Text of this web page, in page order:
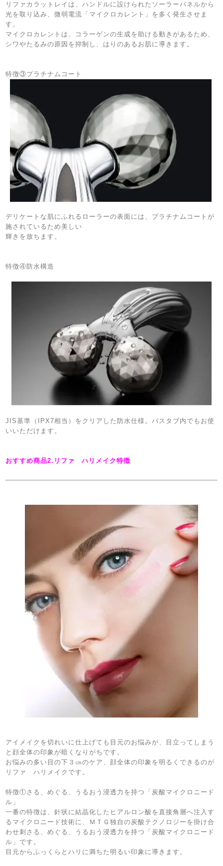
リファカラットレイは、ハンドルに設けられたソーラーパネルから
光を取り込み、微弱電流「マイクロカレント」を多く発生させま
す。
マイクロカレントは、コラーゲンの生成を助ける動きがあるため、
シワやたるみの原因を抑制し、はりのあるお肌に導きます。
特徴③プラチナムコート
デリケートな肌にふれるローラーの表面には、プラチナムコートが
施されているため美しい
輝きを放ちます。
特徴④防水構造
JIS基準（IPX7相当）をクリアした防水仕様。バスタブ内でもお使
いいただけます。
おすすめ商品2.リファ ハリメイク特徴
アイメイクを切れいに仕上げても目元のお悩みが、目立ってしまう
と顔全体の印象が暗くなりがちです。
お悩みの多い目の下３㎝のケア、顔全体の印象を明るくできるのが
リファ ハリメイクです。
特徴①さる、めぐる、うるおう浸透力を持つ「炭酸マイクロニード
ル」
一番の特徴は、針状に結晶化したヒアルロン酸を直接角層へ注入す
るマイクロニード技術に、ＭＴＧ独自の炭酸テクノロジーを掛け合
わせ刺さる、めぐる、うるおう浸透力を持つ「炭酸マイクロニード
ル」です。
目元からふっくらとハリに満ちた明るい印象に導きます。